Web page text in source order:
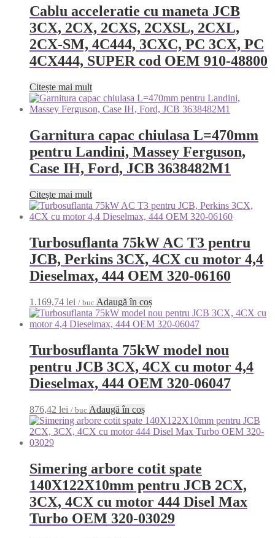
Cablu acceleratie cu maneta JCB
3CX, 2CX, 2CXS, 2CXSL, 2CXL,
2CX-SM, 4C444, 3CXC, PC 3CX, PC
4CX444, SUPER cod OEM 910-48800
Citește mai mult
Garnitura capac chiulasa L=470mm
pentru Landini, Massey Ferguson,
Case IH, Ford, JCB 3638482M1
Citește mai mult
Turbosuflanta 75kW AC T3 pentru
JCB, Perkins 3CX, 4CX cu motor 4,4
Dieselmax, 444 OEM 320-06160
1.169,74 lei / buc Adaugă în coș
Turbosuflanta 75kW model nou
pentru JCB 3CX, 4CX cu motor 4,4
Dieselmax, 444 OEM 320-06047
876,42 lei / buc Adaugă în coș
Simering arbore cotit spate
140X122X10mm pentru JCB 2CX,
3CX, 4CX cu motor 444 Disel Max
Turbo OEM 320-03029